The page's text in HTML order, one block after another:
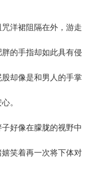
洋裙阻隔在外，游走
的手指却如此具有侵
却像是和男人的手掌
。
好像在朦胧的视野中
笑着再一次将下体对